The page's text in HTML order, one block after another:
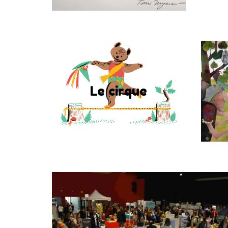
Le cirque
Exposition
6 au 12 mars
au salon, à Saint-Germain-lès-
Arpajon
au
Libraires
6 au 12 mars